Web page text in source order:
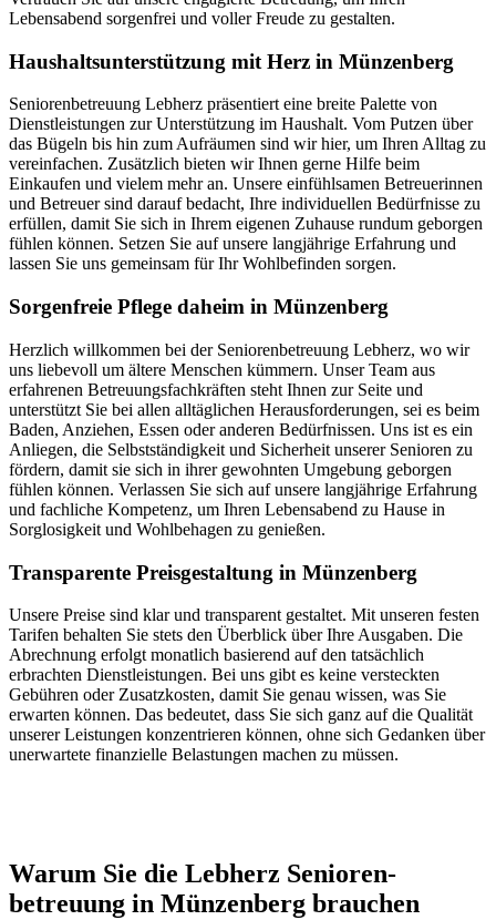
Lebensabend sorgenfrei und voller Freude zu gestalten.
Haushalts­unterstützung mit Herz in Münzenberg
Seniorenbetreuung Lebherz präsentiert eine breite Palette von
Dienstleistungen zur Unterstützung im Haushalt. Vom Putzen über
das Bügeln bis hin zum Aufräumen sind wir hier, um Ihren Alltag zu
vereinfachen. Zusätzlich bieten wir Ihnen gerne Hilfe beim
Einkaufen und vielem mehr an. Unsere einfühlsamen Betreuerinnen
und Betreuer sind darauf bedacht, Ihre individuellen Bedürfnisse zu
erfüllen, damit Sie sich in Ihrem eigenen Zuhause rundum geborgen
fühlen können. Setzen Sie auf unsere langjährige Erfahrung und
lassen Sie uns gemeinsam für Ihr Wohlbefinden sorgen.
Sorgenfreie Pflege daheim in Münzenberg
Herzlich willkommen bei der Seniorenbetreuung Lebherz, wo wir
uns liebevoll um ältere Menschen kümmern. Unser Team aus
erfahrenen Betreuungsfachkräften steht Ihnen zur Seite und
unterstützt Sie bei allen alltäglichen Herausforderungen, sei es beim
Baden, Anziehen, Essen oder anderen Bedürfnissen. Uns ist es ein
Anliegen, die Selbstständigkeit und Sicherheit unserer Senioren zu
fördern, damit sie sich in ihrer gewohnten Umgebung geborgen
fühlen können. Verlassen Sie sich auf unsere langjährige Erfahrung
und fachliche Kompetenz, um Ihren Lebensabend zu Hause in
Sorglosigkeit und Wohlbehagen zu genießen.
Transparente Preisgestaltung in Münzenberg
Unsere Preise sind klar und transparent gestaltet. Mit unseren festen
Tarifen behalten Sie stets den Überblick über Ihre Ausgaben. Die
Abrechnung erfolgt monatlich basierend auf den tatsächlich
erbrachten Dienstleistungen. Bei uns gibt es keine versteckten
Gebühren oder Zusatzkosten, damit Sie genau wissen, was Sie
erwarten können. Das bedeutet, dass Sie sich ganz auf die Qualität
unserer Leistungen konzentrieren können, ohne sich Gedanken über
unerwartete finanzielle Belastungen machen zu müssen.
Warum Sie die Lebherz Senioren­
betreuung in Münzenberg brauchen